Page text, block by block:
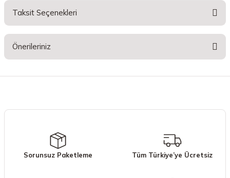
Taksit Seçenekleri
Önerileriniz
Ürün açıklamasında eksik bilgiler bulunuyor.
Ürün bilgilerinde hatalar bulunuyor.
Sorunsuz Paketleme Tüm Türkiye’ye Ücretsiz